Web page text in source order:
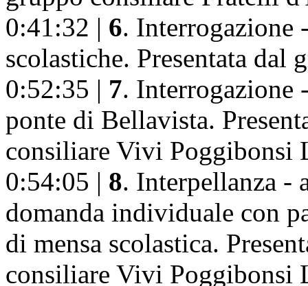
0:41:32 | 6. Interrogazione
scolastiche. Presentata
0:52:35 | 7. Interrogazione
ponte di Bellavista.
consiliare Vivi Poggibonsi
0:54:05 | 8. Interpellanza -
domanda individuale con
di mensa scolastica.
consiliare Vivi Poggibonsi